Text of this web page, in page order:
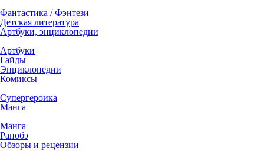
Фантастика / Фэнтези
Детская литература
Артбуки, энциклопедии
Артбуки
Гайды
Энциклопедии
Комиксы
Супергероика
Манга
Манга
Ранобэ
Обзоры и рецензии